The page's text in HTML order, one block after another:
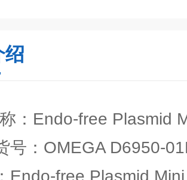
绍
：Endo-free Plasmid
号：OMEGA D6950-
Endo-free Plasmid